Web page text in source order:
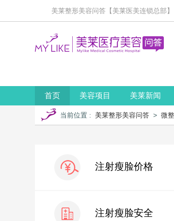
美莱整形美容问答【美莱医美连锁总部】
首页 美容项目 美莱新闻
当前位置 : 美莱整形美容问答 > 微
注射瘦脸价格
注射瘦脸安全